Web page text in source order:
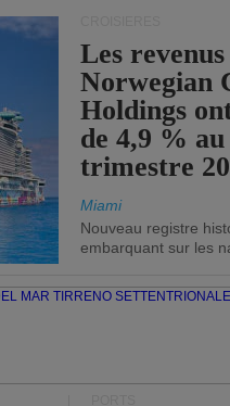
Les
Norwegian
Holdings
de 4,9 %
trimestre
Miami
Nouveau registre
embarquant sur les